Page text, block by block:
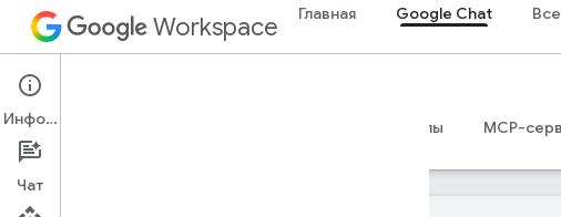
Workspace Главная Google Chat
Google Chat
Обзор Справочные материалы MCP-
Информация
Чат